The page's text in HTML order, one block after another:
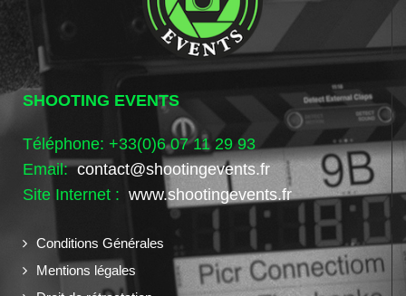
SHOOTING EVENTS
Téléphone: +33(0)6 07 11 29 93
Email:contact@shootingevents.fr
Site Internet : www.shootingevents.fr
Conditions Générales
Mentions légales